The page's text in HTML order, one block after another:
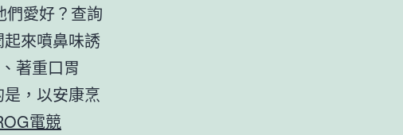
們愛好？查詢
來噴鼻味誘
著重口胃
是，以安康烹
電競